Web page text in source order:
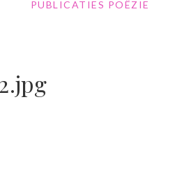
PUBLICATIES POËZIE